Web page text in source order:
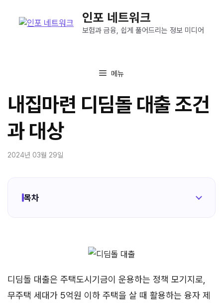
인포 네트워크
보험과 금융, 쉽게 풀어드리는 정보 미디어
메뉴
내집마련 디딤돌 대출 조건
과 대상
2024년 03월 29일
목차
디딤돌 대출은 주택도시기금이 운용하는 정책 모기지로,
무주택 세대가 5억원 이하 주택을 살 때 활용하는 융자 제